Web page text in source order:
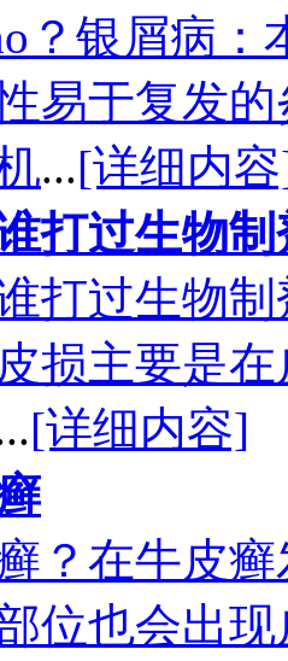
？银屑病：
易于复发
...[详细内
打过生物制
打过生物
损主要是
[详细内容]
？在牛皮
位也会出